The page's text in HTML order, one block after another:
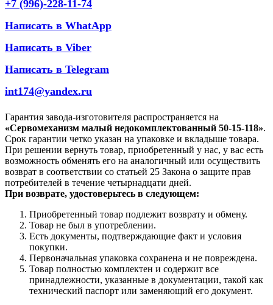
+7 (996)-228-11-74
Написать в WhatApp
Написать в Viber
Написать в Telegram
int174@yandex.ru
Гарантия завода-изготовителя распространяется на
«Сервомеханизм малый недокомплектованный 50-15-118».
Срок гарантии четко указан на упаковке и вкладыше товара.
При решении вернуть товар, приобретенный у нас, у вас есть
возможность обменять его на аналогичный или осуществить
возврат в соответствии со статьей 25 Закона о защите прав
потребителей в течение четырнадцати дней.
При возврате, удостоверьтесь в следующем:
Приобретенный товар подлежит возврату и обмену.
Товар не был в употреблении.
Есть документы, подтверждающие факт и условия
покупки.
Первоначальная упаковка сохранена и не повреждена.
Товар полностью комплектен и содержит все
принадлежности, указанные в документации, такой как
технический паспорт или заменяющий его документ.